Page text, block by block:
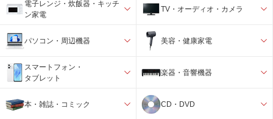
電子レンジ・炊飯器・キッチ
ン家電
TV・オーディオ・カメラ
パソコン・周辺機器 美容・健康家電
スマートフォン・
タブレット
楽器・音響機器
本・雑誌・コミック CD・DVD